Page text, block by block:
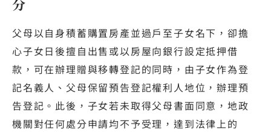
分
父母以自身積蓄購置房產並過戶至子女名下，卻擔
心子女日後擅自出售或以房屋向銀行設定抵押借
款，可在辦理贈與移轉登記的同時，由子女作為登
記名義人、父母保留預告登記權利人地位，辦理預
告登記。此後，子女若未取得父母書面同意，地政
機關對任何處分申請均不予受理，達到法律上的